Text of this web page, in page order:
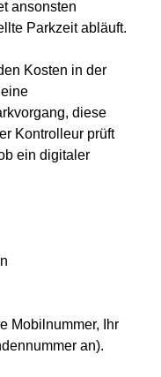
ansonsten
Parkzeit abläuft.
Kosten in der
diese
Kontrolleur prüft
ein digitaler
Mobilnummer, Ihr
an).